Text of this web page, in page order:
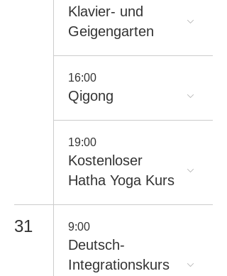
Klavier- und
Geigengarten
16:00
Qigong
19:00
Kostenloser
Hatha Yoga Kurs
31 9:00
Deutsch-
Integrationskurs